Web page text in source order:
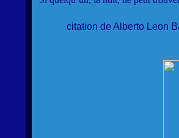
citation de Alberto Leon